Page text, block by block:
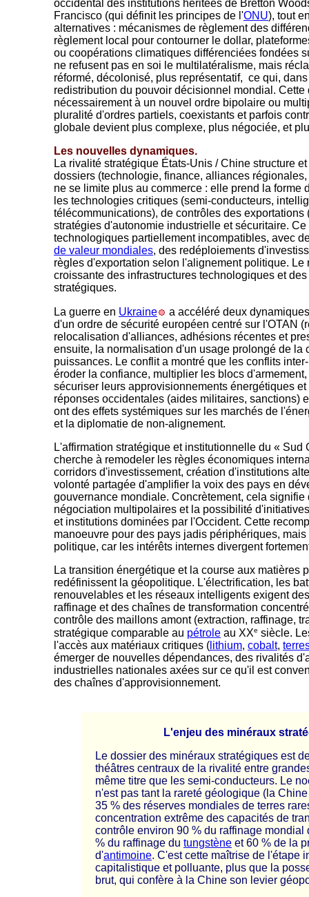
occidental des institutions héritées de Bretton
Francisco (qui définit les principes de l'ONU), tout
alternatives : mécanismes de règlement des
règlement local pour contourner le dollar,
ou coopérations climatiques différenciées fondées
ne refusent pas en soi le multilatéralisme, mais
réformé, décolonisé, plus représentatif, ce qui,
redistribution du pouvoir décisionnel mondial.
nécessairement à un nouvel ordre bipolaire ou
pluralité d'ordres partiels, coexistants et parfois
globale devient plus complexe, plus négociée, et
Les nouvelles dynamiques.
La rivalité stratégique États-Unis / Chine structure
dossiers (technologie, finance, alliances
ne se limite plus au commerce : elle prend la forme
les technologies critiques (semi-conducteurs,
télécommunications), de contrôles des exportations
stratégies d'autonomie industrielle et sécuritaire.
technologiques partiellement incompatibles, avec
de valeur mondiales, des redéploiements
règles d'exportation selon l'alignement politique. Le
croissante des infrastructures technologiques et
stratégiques.
La guerre en Ukraine
a accéléré deux
d'un ordre de sécurité européen centré sur l'OTAN
relocalisation d'alliances, adhésions récentes et
ensuite, la normalisation d'un usage prolongé de la
puissances. Le conflit a montré que les conflits
éroder la confiance, multiplier les blocs
sécuriser leurs approvisionnements énergétiques
réponses occidentales (aides militaires, sanctions)
ont des effets systémiques sur les marchés de
et la diplomatie de non-alignement.
L'affirmation stratégique et institutionnelle du « Sud
cherche à remodeler les règles économiques
corridors d'investissement, création d'institutions
volonté partagée d'amplifier la voix des pays en
gouvernance mondiale. Concrètement, cela signifie
négociation multipolaires et la possibilité
et institutions dominées par l'Occident. Cette
manoeuvre pour des pays jadis périphériques,
politique, car les intérêts internes divergent
La transition énergétique et la course aux matières
redéfinissent la géopolitique. L'électrification, les
renouvelables et les réseaux intelligents exigent
raffinage et des chaînes de transformation
contrôle des maillons amont (extraction, raffinage,
stratégique comparable au pétrole au XXe siècle.
l'accès aux matériaux critiques ( lithium, cobalt,
émerger de nouvelles dépendances, des rivalités
industrielles nationales axées sur ce qu'il est
des chaînes d'approvisionnement.
L'enjeu des minéraux
Le dossier des minéraux stratégiques est
théâtres centraux de la rivalité entre
même titre que les semi-conducteurs. Le
n'est pas tant la rareté géologique (la
35 % des réserves mondiales de terres
concentration extrême des capacités de
contrôle environ 90 % du raffinage mondial
% du raffinage du tungstène et 60 % de la
d'antimoine. C'est cette maîtrise de l'étape
capitalistique et polluante, plus que la
brut, qui confère à la Chine son levier